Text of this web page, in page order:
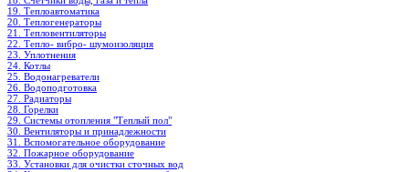
19. Теплоавтоматика
20. Теплогенераторы
21. Тепловентиляторы
22. Тепло- вибро- шумоизоляция
23. Уплотнения
24. Котлы
25. Водонагреватели
26. Водоподготовка
27. Радиаторы
28. Горелки
29. Системы отопления "Теплый пол"
30. Вентиляторы и принадлежности
31. Вспомогательное оборудование
32. Пожарное оборудование
33. Установки для очистки сточных вод